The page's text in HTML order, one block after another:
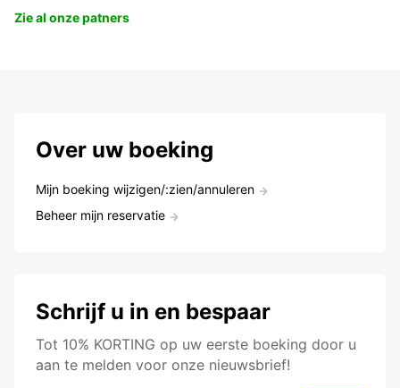
Zie al onze patners
Over uw boeking
Mijn boeking wijzigen/:zien/annuleren
Beheer mijn reservatie
Schrijf u in en bespaar
Tot 10% KORTING op uw eerste boeking door u
aan te melden voor onze nieuwsbrief!